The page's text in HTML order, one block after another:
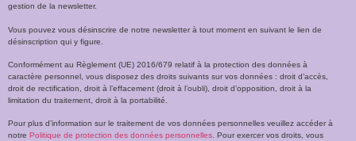
gestion de la newsletter.
Vous pouvez vous désinscrire de notre newsletter à tout moment en suivant le lien de
désinscription qui y figure.
Conformément au Règlement (UE) 2016/679 relatif à la protection des données à
caractère personnel, vous disposez des droits suivants sur vos données : droit d’accès,
droit de rectification, droit à l’effacement (droit à l’oubli), droit d’opposition, droit à la
limitation du traitement, droit à la portabilité.
Pour plus d’information sur le traitement de vos données personnelles veuillez accéder à
notre Politique de protection des données personnelles. Pour exercer vos droits, vous